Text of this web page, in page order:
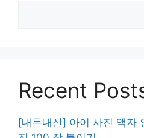
Recent
[내돈내산] 아이 사진 액자